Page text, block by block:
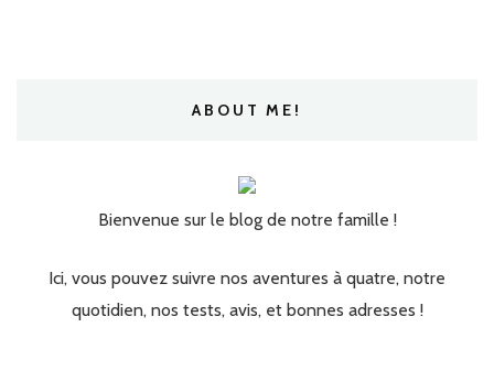
ABOUT ME!
Bienvenue sur le blog de notre famille !
Ici, vous pouvez suivre nos aventures à quatre, notre
quotidien, nos tests, avis, et bonnes adresses !